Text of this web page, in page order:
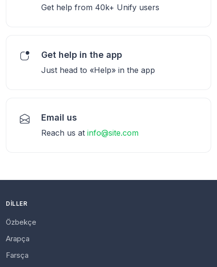
Get help from 40k+ Unify users
Get help in the app
Just head to «Help» in the app
Email us
Reach us at info@site.com
DILLER
Özbekçe
Arapça
Farsça